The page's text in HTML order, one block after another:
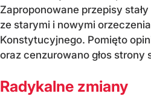
Zaproponowane przepisy
ze starymi i nowymi
Konstytucyjnego. Pomięto
oraz cenzurowano głos strony
Radykalne zmiany